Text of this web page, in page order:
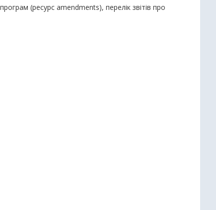
(ресурс amendments), перелік звітів про